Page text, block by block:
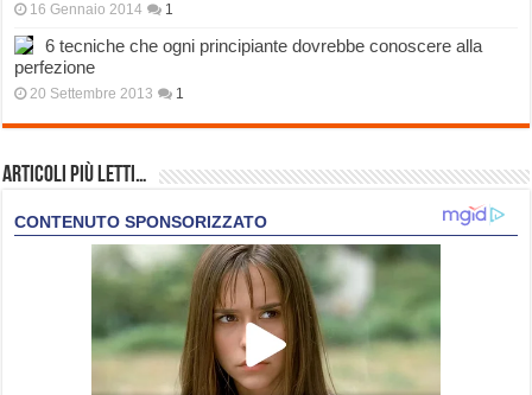
16 Gennaio 2014 1
6 tecniche che ogni principiante dovrebbe conoscere alla
perfezione
20 Settembre 2013 1
Articoli più Letti…